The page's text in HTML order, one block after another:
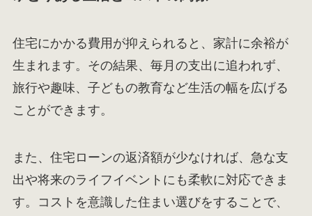
住宅にかかる費用が抑えられると、家計に余裕が
生まれます。その結果、毎月の支出に追われず、
旅行や趣味、子どもの教育など生活の幅を広げる
ことができます。
また、住宅ローンの返済額が少なければ、急な支
出や将来のライフイベントにも柔軟に対応できま
す。コストを意識した住まい選びをすることで、